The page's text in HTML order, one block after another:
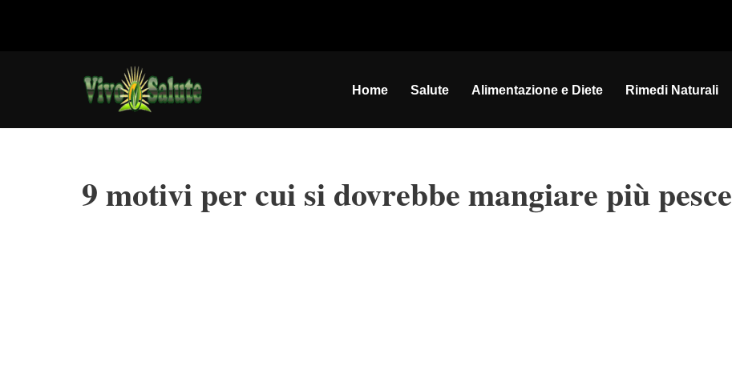
Home Salute Alimentazione e Diete Rimedi Naturali
9 motivi per cui si dovrebbe mangiare più pesce